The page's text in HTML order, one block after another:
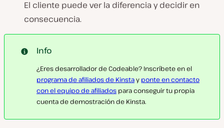
El cliente puede ver la diferencia y decidir en
consecuencia.
Info
¿Eres desarrollador de Codeable? Inscríbete en el
programa de afiliados de Kinstay ponte en contacto
con el equipo de afiliados para conseguir tu propia
cuenta de demostración de Kinsta.